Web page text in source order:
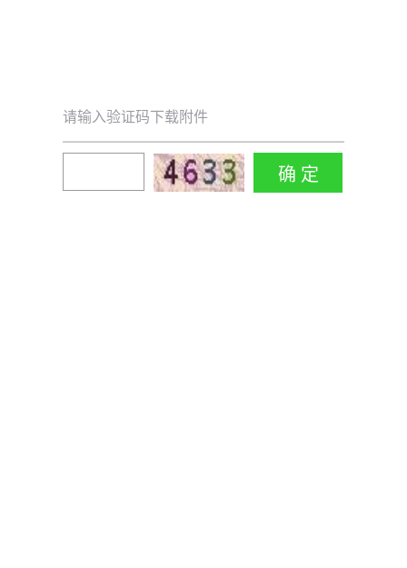
请输入验证码下载附件